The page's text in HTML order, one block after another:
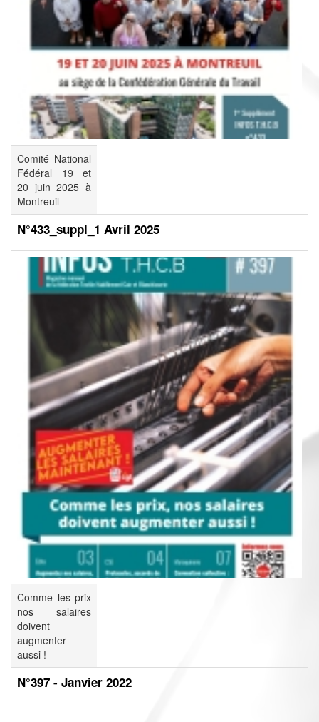
Comité National
Fédéral 19 et
20 juin 2025 à
Montreuil
N°433_suppl_1 Avril 2025
Comme les prix
nos salaires
doivent
augmenter
aussi !
N°397 - Janvier 2022